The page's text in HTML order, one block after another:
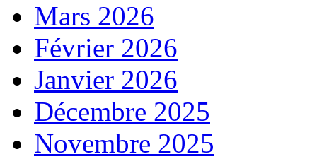
Mars 2026
Février 2026
Janvier 2026
Décembre 2025
Novembre 2025